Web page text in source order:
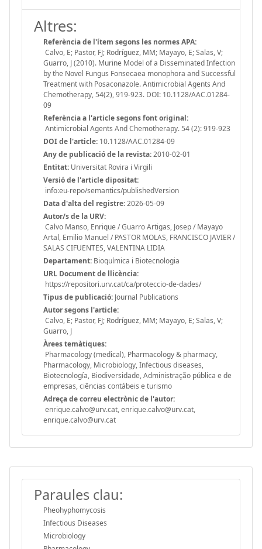
Altres:
Referència de l'ítem segons les normes APA:
Calvo, E; Pastor, FJ; Rodríguez, MM; Mayayo, E; Salas, V;
Guarro, J (2010). Murine Model of a Disseminated Infection
by the Novel Fungus Fonsecaea monophora and Successful
Treatment with Posaconazole. Antimicrobial Agents And
Chemotherapy, 54(2), 919-923. DOI: 10.1128/AAC.01284-
09
Referència a l'article segons font original:
Antimicrobial Agents And Chemotherapy. 54 (2): 919-923
DOI de l'article: 10.1128/AAC.01284-09
Any de publicació de la revista:2010-02-01
Entitat: Universitat Rovira i Virgili
Versió de l'article dipositat:
info:eu-repo/semantics/publishedVersion
Data d'alta del registre:2026-05-09
Autor/s de la URV:
Calvo Manso, Enrique / Guarro Artigas, Josep / Mayayo
Artal, Emilio Manuel / PASTOR MOLAS, FRANCISCO JAVIER /
SALAS CIFUENTES, VALENTINA LIDIA
Departament: Bioquímica i Biotecnologia
URL Document de llicència:
https://repositori.urv.cat/ca/proteccio-de-dades/
Tipus de publicació: Journal Publications
Autor segons l'article:
Calvo, E; Pastor, FJ; Rodríguez, MM; Mayayo, E; Salas, V;
Guarro, J
Àrees temàtiques:
Pharmacology (medical), Pharmacology & pharmacy,
Pharmacology, Microbiology, Infectious diseases,
Biotecnología, Biodiversidade, Administração pública e de
empresas, ciências contábeis e turismo
Adreça de correu electrònic de l'autor:
enrique.calvo@urv.cat, enrique.calvo@urv.cat,
enrique.calvo@urv.cat
Paraules clau:
Pheohyphomycosis
Infectious Diseases
Microbiology